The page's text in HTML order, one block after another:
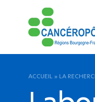
ACCUEIL » LA